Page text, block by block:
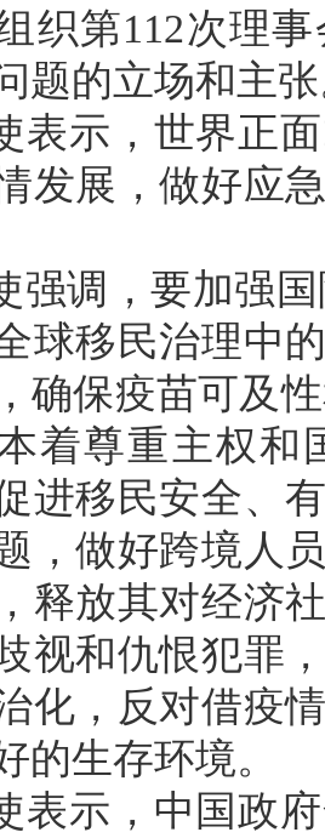
织第112次理
题的立场和主
表示，世界正
发展，做好应
强调，要加强
球移民治理中
确保疫苗可及
着尊重主权和
进移民安全、
，做好跨境人
释放其对经济
视和仇恨犯罪
化，反对借疫
的生存环境。
表示，中国政